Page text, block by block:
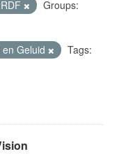
Groups:
Geluid
Tags: